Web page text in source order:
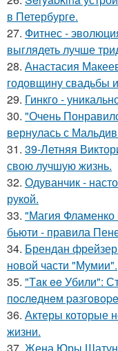
в Петербурге.
27. Фитнес -
выглядеть лучше
28. Анастасия
годовщину свадьбы
29. Гинкго -
30. "Очень
вернулась с
31. 39-Летняя
свою лучшую жизнь.
32. Одуванчик -
рукой.
33. "Магия
бьюти - правила
34. Брендан фрейзер
новой части "Мумии".
35. "Тaк ee Убили":
пocлeднeм
36. Актеры которые
жизни.